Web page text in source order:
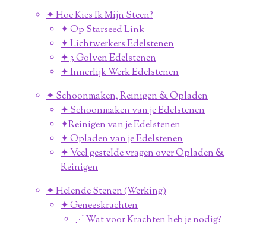
✦ Hoe Kies Ik Mijn Steen?
✦ Op Starseed Link
✦ Lichtwerkers Edelstenen
✦ 3 Golven Edelstenen
✦ Innerlijk Werk Edelstenen
✦ Schoonmaken, Reinigen & Opladen
✦ Schoonmaken van je Edelstenen
✦Reinigen van je Edelstenen
✦ Opladen van je Edelstenen
✦ Veel gestelde vragen over Opladen &
Reinigen
✦ Helende Stenen (Werking)
✦ Geneeskrachten
⋰ Wat voor Krachten heb je nodig?